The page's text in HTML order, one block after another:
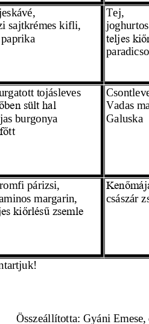
,
sajtkrémes kifli,
Tej,
teljes
tojásleves
sült hal
burgonya
Vadas
Galuska
párizsi,
margarin,
kiőrlésű zsemle
császár
Összeállította: Gyáni